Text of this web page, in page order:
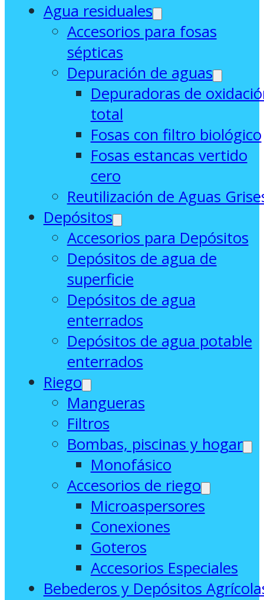
Agua residuales
Accesorios para fosas
sépticas
Depuración de aguas
Depuradoras de
total
Fosas con filtro biológico
Fosas estancas vertido
cero
Reutilización de Aguas
Depósitos
Accesorios para Depósitos
Depósitos de agua de
superficie
Depósitos de agua
enterrados
Depósitos de agua potable
enterrados
Riego
Mangueras
Filtros
Bombas, piscinas y hogar
Monofásico
Accesorios de riego
Microaspersores
Conexiones
Goteros
Accesorios Especiales
Bebederos y Depósitos